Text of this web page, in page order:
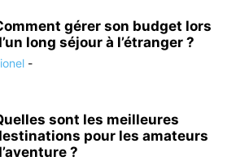
gérer son budget lors
long séjour à l’étranger ?
-
sont les meilleures
pour les amateurs
?